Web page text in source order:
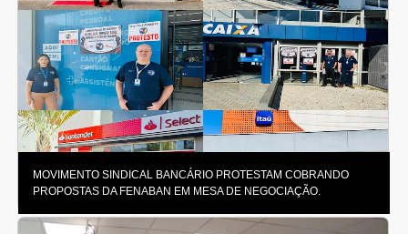
MOVIMENTO SINDICAL BANCÁRIO PROTESTAM COBRANDO
PROPOSTAS DA FENABAN EM MESA DE NEGOCIAÇÃO.